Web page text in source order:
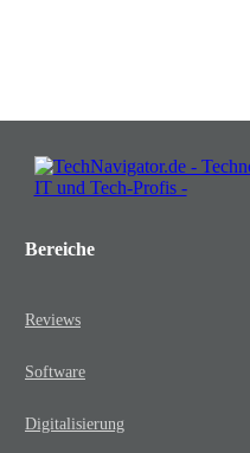
Bereiche
Reviews
Software
Digitalisierung